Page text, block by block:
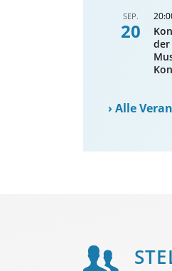
SEP.
20
der
›Alle